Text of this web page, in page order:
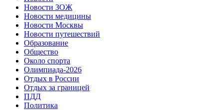
Новости ЗОЖ
Новости медицины
Новости Москвы
Новости путешествий
Образование
Общество
Около спорта
Олимпиада-2026
Отдых в России
Отдых за границей
ПДД
Политика